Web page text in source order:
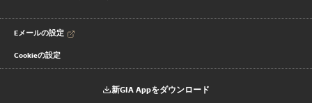
Eメールの設定
Cookieの設定
新GIA Appをダウンロード